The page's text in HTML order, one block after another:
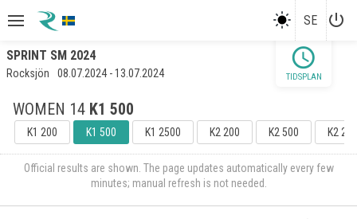
SE power_settings_new
SPRINT SM 2024
Rocksjön 08.07.2024 - 13.07.2024
WOMEN 14 K1 500
K1 200 K1 500 K1 2500 K2 200 K2 500 K2
schedule
TIDSPLAN
Official results are shown. The page updates automatically every few
minutes; manual refresh is not needed.